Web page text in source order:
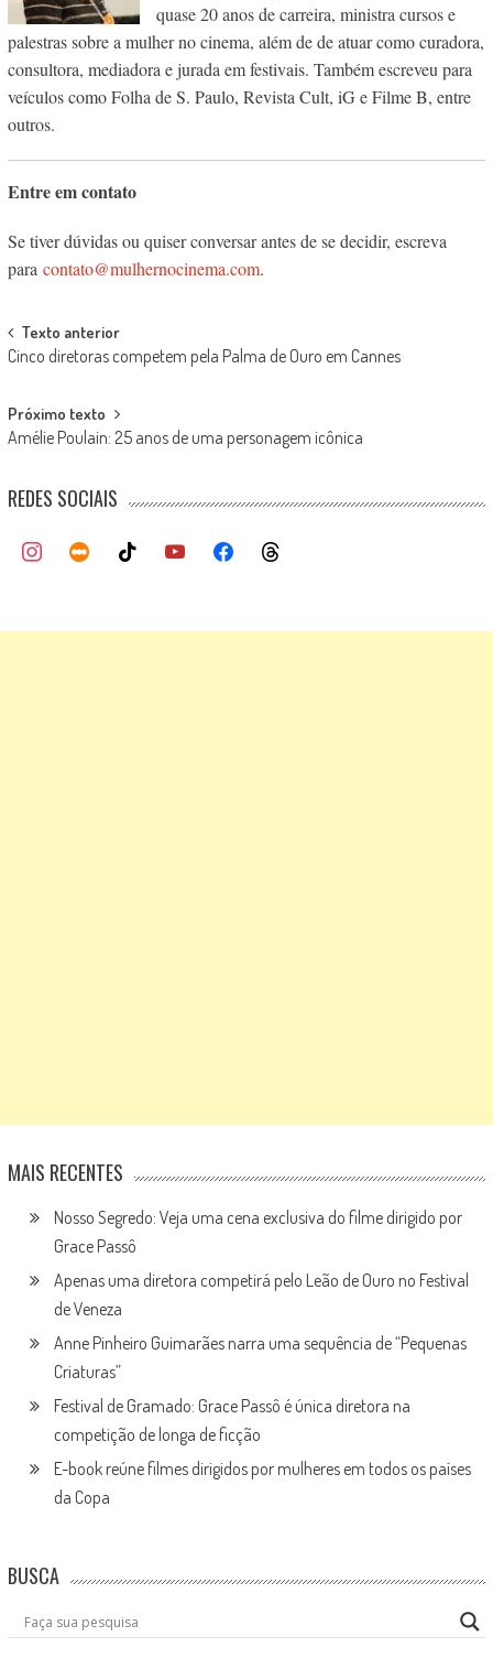
quase 20 anos de carreira, ministra cursos e
palestras sobre a mulher no cinema, além de de atuar como curadora,
consultora, mediadora e jurada em festivais. Também escreveu para
veículos como Folha de S. Paulo, Revista Cult, iG e Filme B, entre
outros.
Entre em contato
Se tiver dúvidas ou quiser conversar antes de se decidir, escreva
para contato@mulhernocinema.com.
Post
navigation
Texto anterior
Cinco diretoras competem pela Palma de Ouro em Cannes
Próximo texto
Amélie Poulain: 25 anos de uma personagem icônica
REDES SOCIAIS
MAIS RECENTES
Nosso Segredo: Veja uma cena exclusiva do filme dirigido por
Grace Passô
Apenas uma diretora competirá pelo Leão de Ouro no Festival
de Veneza
Anne Pinheiro Guimarães narra uma sequência de “Pequenas
Criaturas”
Festival de Gramado: Grace Passô é única diretora na
competição de longa de ficção
E-book reúne filmes dirigidos por mulheres em todos os países
da Copa
BUSCA